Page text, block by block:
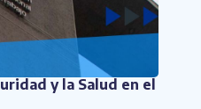
y la Salud en el